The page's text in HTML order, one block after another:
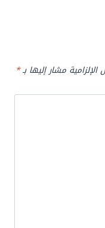
الإلزامية مشار إليها بـ*